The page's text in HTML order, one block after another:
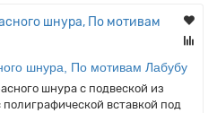
шнура, По мотивам Лабубу
шнура с подвеской из
вставкой под